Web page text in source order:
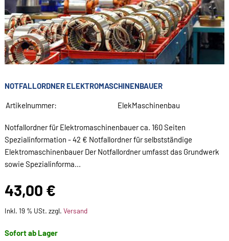
NOTFALLORDNER ELEKTROMASCHINENBAUER
Artikelnummer: ElekMaschinenbau
Notfallordner für Elektromaschinenbauer ca. 160 Seiten
Spezialinformation - 42 € Notfallordner für selbstständige
Elektromaschinenbauer Der Notfallordner umfasst das Grundwerk
sowie Spezialinforma...
43,00 €
Inkl. 19 % USt. zzgl. Versand
Sofort ab Lager